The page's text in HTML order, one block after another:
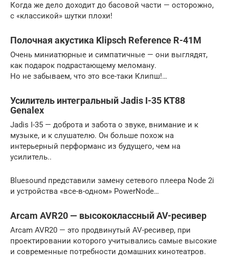
Когда же дело доходит до басовой части — осторожно,
с «классикой» шутки плохи!
Полочная акустика Klipsch Reference R-41M
Очень миниатюрные и симпатичные — они выглядят,
как подарок подрастающему меломану.
Но не забываем, что это все-таки Клипш!…
Усилитель интегральный Jadis I-35 KT88
Genalex
Jadis I-35 — доброта и забота о звуке, внимание и к
музыке, и к слушателю. Он больше похож на
интерьерный перформанс из будущего, чем на
усилитель..
Bluesound представили замену сетевого плеера Node 2i
и устройства «все-в-одном» PowerNode…
Arcam AVR20 — высококлассный AV-ресивер
Arcam AVR20 — это продвинутый AV-ресивер, при
проектировании которого учитывались самые высокие
и современные потребности домашних кинотеатров.